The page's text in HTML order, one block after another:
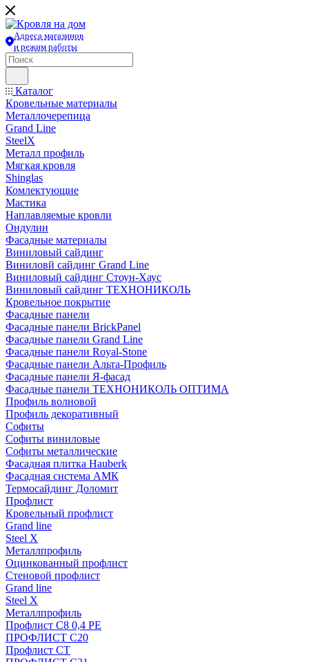
Адреса магазинов
и режим работы
Каталог
Кровельные материалы
Металлочерепица
Grand Line
SteelX
Металл профиль
Мягкая кровля
Shinglas
Комлектующие
Мастика
Наплавляемые кровли
Ондулин
Фасадные материалы
Виниловый сайдинг
Виниловй сайдинг Grand Line
Виниловый сайдинг Стоун-Хаус
Виниловый сайдинг ТЕХНОНИКОЛЬ
Кровельное покрытие
Фасадные панели
Фасадные панели BrickPanel
Фасадные панели Grand Line
Фасадные панели Royal-Stone
Фасадные панели Альта-Профиль
Фасадные панели Я-фасад
Фасадные панели ТЕХНОНИКОЛЬ ОПТИМА
Профиль волновой
Профиль декоративный
Софиты
Софиты виниловые
Софиты металлические
Фасадная плитка Hauberk
Фасадная система АМК
Термосайдинг Доломит
Профлист
Кровельный профлист
Grand line
Steel X
Металлпрофиль
Оцинкованный профлист
Стеновой профлист
Grand line
Steel X
Металлпрофиль
Профлист С8 0,4 РЕ
ПРОФЛИСТ С20
Профлист СТ